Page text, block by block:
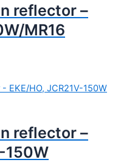
reflector –
MR16
reflector –
150W